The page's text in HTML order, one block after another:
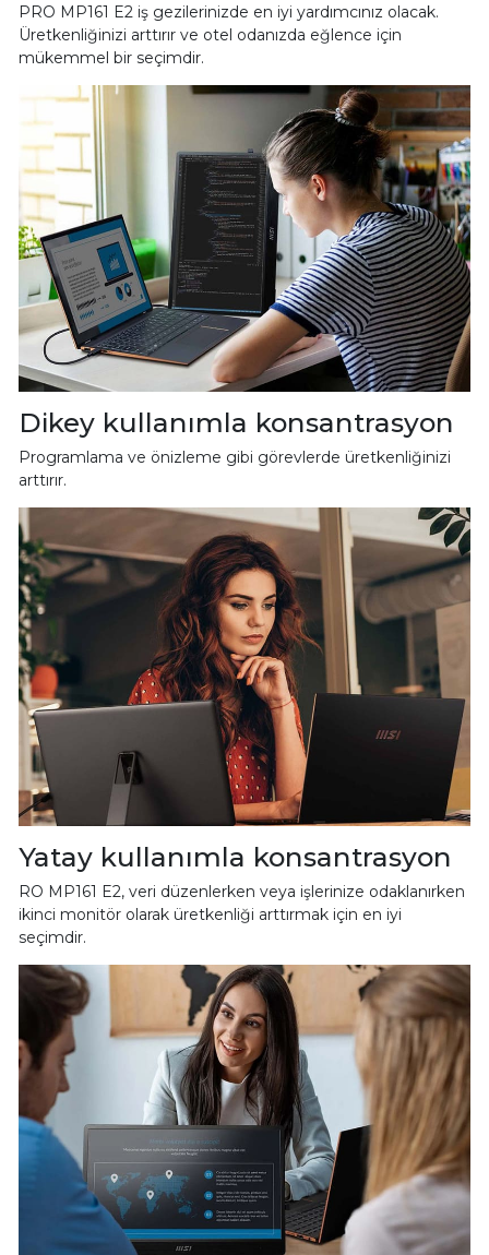
PRO MP161 E2 iş gezilerinizde en iyi yardımcınız olacak.
Üretkenliğinizi arttırır ve otel odanızda eğlence için
mükemmel bir seçimdir.
Dikey kullanımla konsantrasyon
Programlama ve önizleme gibi görevlerde üretkenliğinizi
arttırır.
Yatay kullanımla konsantrasyon
RO MP161 E2, veri düzenlerken veya işlerinize odaklanırken
ikinci monitör olarak üretkenliği arttırmak için en iyi
seçimdir.